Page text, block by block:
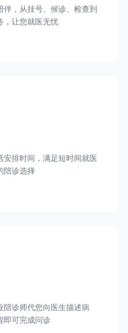
伴，从挂号、候诊、检查到
，让您就医无忧
安排时间，满足短时间就医
陪诊选择
陪诊师代您向医生描述病
即可完成问诊